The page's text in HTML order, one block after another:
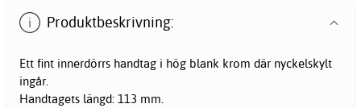
Produktbeskrivning:
Ett fint innerdörrs handtag i hög blank krom där nyckelskylt
ingår.
Handtagets längd: 113 mm.